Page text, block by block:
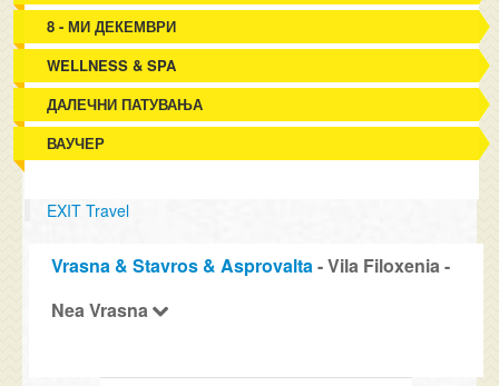
8 - МИ ДЕКЕМВРИ
WELLNESS & SPA
ДАЛЕЧНИ ПАТУВАЊА
ВАУЧЕР
EXIT Travel
Vrasna & Stavros & Asprovalta- Vila Filoxenia -
Nea Vrasna